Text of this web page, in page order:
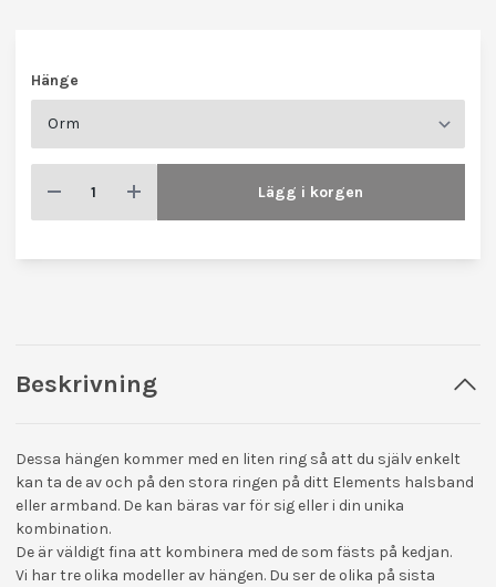
Hänge
Lägg i korgen
Beskrivning
Dessa hängen kommer med en liten ring så att du själv enkelt
kan ta de av och på den stora ringen på ditt Elements halsband
eller armband. De kan bäras var för sig eller i din unika
kombination.
De är väldigt fina att kombinera med de som fästs på kedjan.
Vi har tre olika modeller av hängen. Du ser de olika på sista